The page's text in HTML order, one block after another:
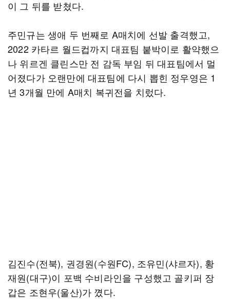
이 그 뒤를 받쳤다.
주민규는 생애 두 번째로 A매치에 선발 출격했고,
2022 카타르 월드컵까지 대표팀 붙박이로 활약했으
나 위르겐 클린스만 전 감독 부임 뒤 대표팀에서 멀
어졌다가 오랜만에 대표팀에 다시 뽑힌 정우영은 1
년 3개월 만에 A매치 복귀전을 치렀다.
김진수(전북), 권경원(수원FC), 조유민(샤르자), 황
재원(대구)이 포백 수비라인을 구성했고 골키퍼 장
갑은 조현우(울산)가 꼈다.